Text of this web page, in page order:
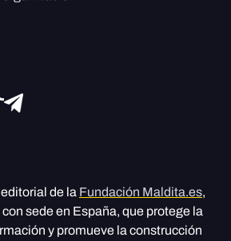
de la Fundación Maldita.es,
sede en España, que protege la
y promueve la construcción